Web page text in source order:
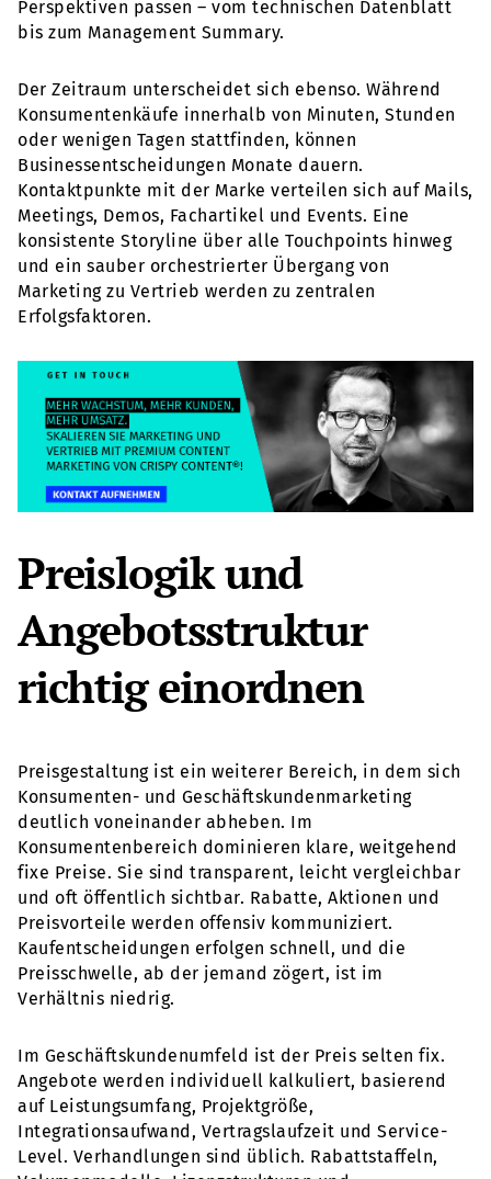
Perspektiven passen – vom technischen Datenblatt
bis zum Management Summary.
Der Zeitraum unterscheidet sich ebenso. Während
Konsumentenkäufe innerhalb von Minuten, Stunden
oder wenigen Tagen stattfinden, können
Businessentscheidungen Monate dauern.
Kontaktpunkte mit der Marke verteilen sich auf Mails,
Meetings, Demos, Fachartikel und Events. Eine
konsistente Storyline über alle Touchpoints hinweg
und ein sauber orchestrierter Übergang von
Marketing zu Vertrieb werden zu zentralen
Erfolgsfaktoren.
Preislogik und
Angebotsstruktur
richtig einordnen
Preisgestaltung ist ein weiterer Bereich, in dem sich
Konsumenten- und Geschäftskundenmarketing
deutlich voneinander abheben. Im
Konsumentenbereich dominieren klare, weitgehend
fixe Preise. Sie sind transparent, leicht vergleichbar
und oft öffentlich sichtbar. Rabatte, Aktionen und
Preisvorteile werden offensiv kommuniziert.
Kaufentscheidungen erfolgen schnell, und die
Preisschwelle, ab der jemand zögert, ist im
Verhältnis niedrig.
Im Geschäftskundenumfeld ist der Preis selten fix.
Angebote werden individuell kalkuliert, basierend
auf Leistungsumfang, Projektgröße,
Integrationsaufwand, Vertragslaufzeit und Service-
Level. Verhandlungen sind üblich. Rabattstaffeln,